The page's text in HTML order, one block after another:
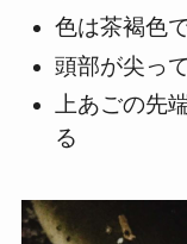
色は茶褐色
頭部が尖っ
上あごの先
る